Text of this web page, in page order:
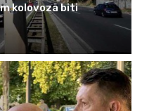
kolovoza biti